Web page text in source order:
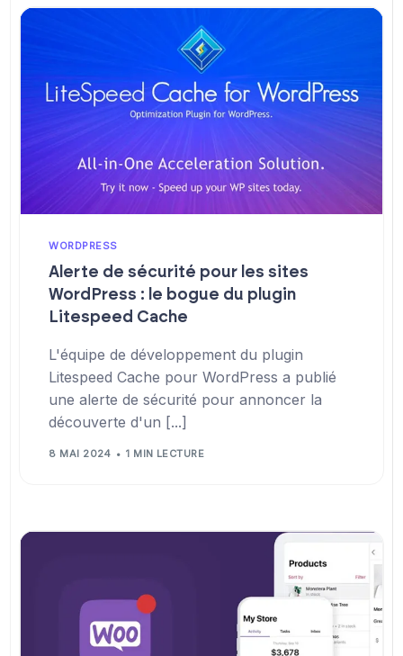
WORDPRESS
Alerte de sécurité pour les sites
WordPress : le bogue du plugin
Litespeed Cache
L'équipe de développement du plugin
Litespeed Cache pour WordPress a publié
une alerte de sécurité pour annoncer la
découverte d'un [...]
8 MAI 2024 1 MIN LECTURE